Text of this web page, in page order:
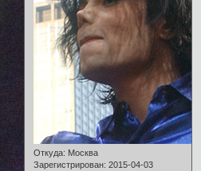
Откуда: Москва
Зарегистрирован: 2015-04-03